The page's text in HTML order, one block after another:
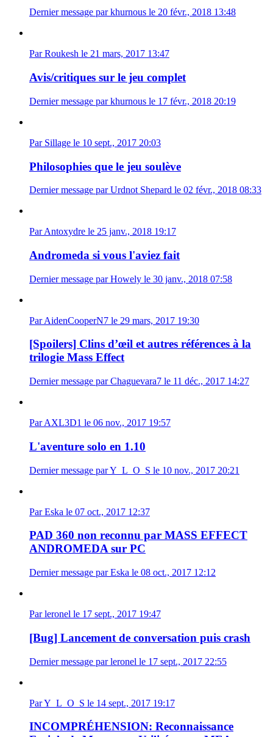
Dernier message par khurnous le 20 févr., 2018 13:48
Par Roukesh le 21 mars, 2017 13:47
Avis/critiques sur le jeu complet
Dernier message par khurnous le 17 févr., 2018 20:19
Par Sillage le 10 sept., 2017 20:03
Philosophies que le jeu soulève
Dernier message par Urdnot Shepard le 02 févr., 2018 08:33
Par Antoxydre le 25 janv., 2018 19:17
Andromeda si vous l'aviez fait
Dernier message par Howely le 30 janv., 2018 07:58
Par AidenCooperN7 le 29 mars, 2017 19:30
[Spoilers] Clins d’œil et autres références à la
trilogie Mass Effect
Dernier message par Chaguevara7 le 11 déc., 2017 14:27
Par AXL3D1 le 06 nov., 2017 19:57
L'aventure solo en 1.10
Dernier message par Y_L_O_S le 10 nov., 2017 20:21
Par Eska le 07 oct., 2017 12:37
PAD 360 non reconnu par MASS EFFECT
ANDROMEDA sur PC
Dernier message par Eska le 08 oct., 2017 12:12
Par leronel le 17 sept., 2017 19:47
[Bug] Lancement de conversation puis crash
Dernier message par leronel le 17 sept., 2017 22:55
Par Y_L_O_S le 14 sept., 2017 19:17
INCOMPRÉHENSION: Reconnaissance